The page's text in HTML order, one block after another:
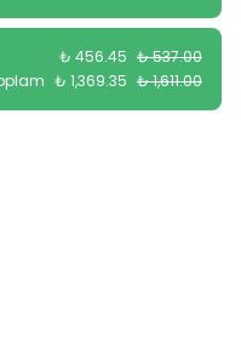
₺ 456.45 ₺ 537.00
₺ 1,369.35 ₺ 1,611.00